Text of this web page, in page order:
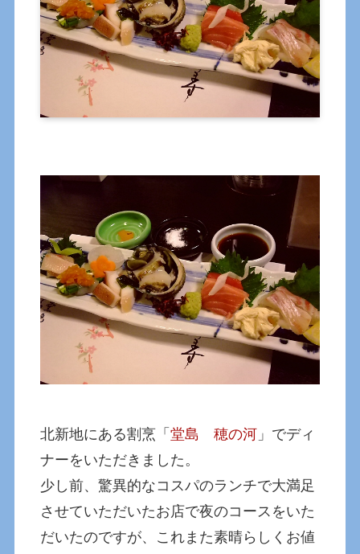
北新地にある割烹「堂島 穂の河 」でディ
ナーをいただきました。
少し前、驚異的なコスパのランチで大満足
させていただいたお店で夜のコースをいた
だいたのですが、これまた素晴らしくお値